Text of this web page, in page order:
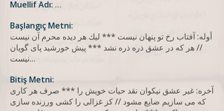
Muellif Adı: …
Başlangıç Metni:
أوله: آفتاب رخ تو پنهان نيست *** ليك هر ديده محرم آن نيست
// هر كه در عشق ذره ذره نشد *** پيش خورشيد پای گويان
نيست...
Bitiş Metni:
آخره: غير عشق نيكوان نقد حيات خويش را *** صرف هر كارى
كه مى سازيم ضايع مشود // کز غزالى را كشى ورزنده سازى